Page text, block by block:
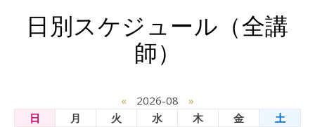
日別スケジュール（全講
師）
« 2026-08
»
日
月 火 水 木 金
土